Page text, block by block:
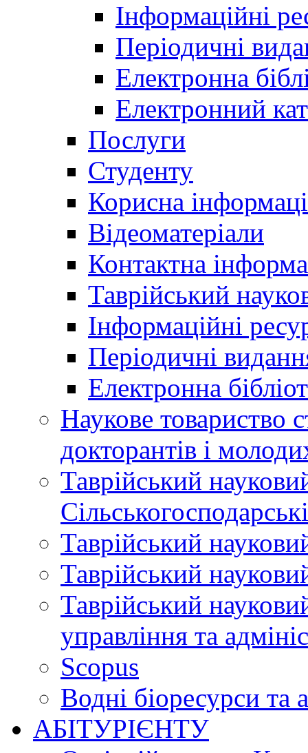
Інформаційні
Періодичні
Електронна
Електронний
Послуги
Студенту
Корисна
Відеоматеріали
Контактна
Таврійський
Інформаційні
Періодичні
Електронна
Наукове товариство
докторантів і
Таврійський
Таврійський
Таврійський
Таврійський
управління та
Scopus
Водні біоресурси та
АБІТУРІЄНТУ